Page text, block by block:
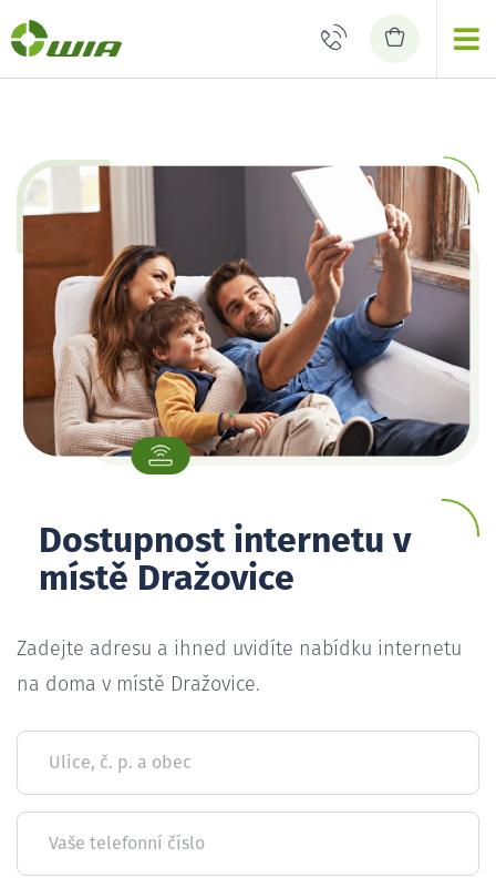
Dostupnost internetu v
místě Dražovice
Zadejte adresu a ihned uvidíte nabídku internetu
na doma v místě Dražovice.
Ulice, č. p. a obec
Vaše telefonní číslo